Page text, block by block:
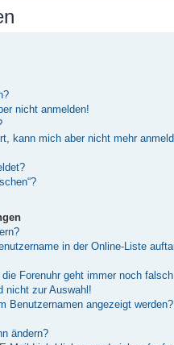
nicht anmelden!
kann mich aber nicht mehr
in der Online-Liste
Forenuhr geht immer noch
nicht zur Auswahl!
Benutzernamen angezeigt werden?
ändern?